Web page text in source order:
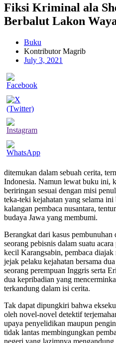
Fiksi Kriminal ala
Berbalut Lakon
Buku
Kontributor Magrib
July 3, 2021
ditemukan dalam sebuah cerita,
Indonesia. Namun lewat buku ini,
beriringan sesuai dengan misi
teka-teki kejahatan yang selama
kalangan pembaca nusantara,
budaya Jawa yang membumi.
Berangkat dari kasus pembunuhan
seorang pebisnis dalam suatu
kecil Karangsabin, pembaca
jejak pelaku kejahatan bersama
seorang perempuan Inggris serta
dua kepribadian yang
terkandung dalam isi cerita.
Tak dapat dipungkiri bahwa
oleh novel-novel detektif
upaya penyelidikan maupun
tidak lantas membingungkan
negeri yang lazimnya